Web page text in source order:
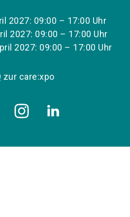
2027: 09:00 – 17:00 Uhr
2027: 09:00 – 17:00 Uhr
2027: 09:00 – 17:00 Uhr
zur care:xpo